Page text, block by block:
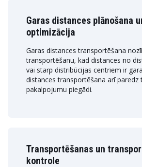
Garas distances plānošana
optimizācija
Garas distances transportēšana
transportēšanu, kad distances no
vai starp distribūcijas centriem ir
distances transportēšana arī paredz
pakalpojumu piegādi.
Transportēšanas un
kontrole